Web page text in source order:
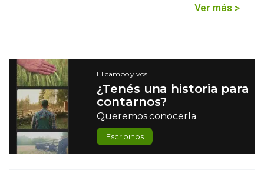
Ver más >
El campo y vos
¿Tenés una historia para
contarnos?
Queremos conocerla
Escribinos